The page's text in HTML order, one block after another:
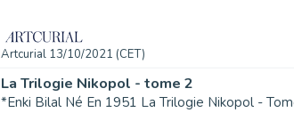
Artcurial 13/10/2021 (CET)
La Trilogie Nikopol - tome 2